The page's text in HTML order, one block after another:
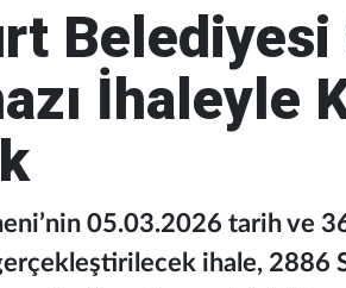
Belediyesi
İhaleyle
05.03.2026 tarih ve
ihale, 2886